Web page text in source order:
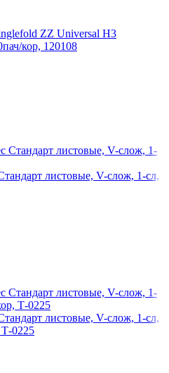
ZZ Universal H3
кор, 120108
листовые, V-слож, 1-сл,
листовые, V-слож, 1-сл,
Т-0225